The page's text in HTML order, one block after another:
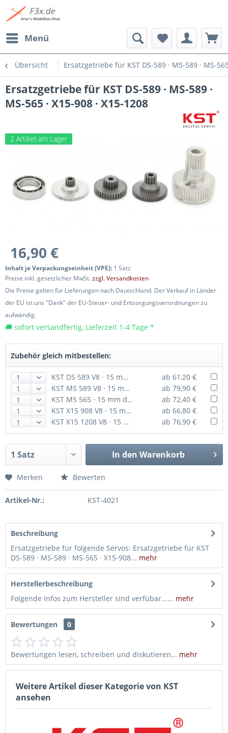
Menü
Übersicht Ersatzgetriebe für KST DS-589 · MS-589 · MS-
Ersatzgetriebe für KST DS-589 · MS-589 ·
MS-565 · X15-908 · X15-1208
2 Artikel am Lager
16,90 €
Inhalt je Verpackungseinheit (VPE): 1 Satz
Preise inkl. gesetzlicher MwSt.zzgl. Versandkosten
Die Preise gelten für Lieferungen nach Deutschland. Der Verkauf in Länder
der EU ist uns "Dank" der EU-Steuer- und Entsorgungsverordnungen zu
aufwändig.
🚚 sofort versandfertig, Lieferzeit 1-4 Tage *
Zubehör gleich mitbestellen:
KST DS 589 V8 · 15 mm digitales HV-Servo bis 92 Ncm
ab 61,20 €
KST MS 589 V8 · 15 mm digitales HV-Servo bis 92 Ncm
ab 79,90 €
KST MS 565 · 15 mm digitales HV-Servo bis 65 Ncm · für Hubschrauber
ab 72,40 €
KST X15 908 V8 · 15 mm Coreless-HV-Servo bis 92 Ncm
ab 66,80 €
KST X15 1208 V8 · 15 mm digitales HV-Servo bis 135 Ncm
ab 76,90 €
In den Warenkorb
Merken Bewerten
Artikel-Nr.: KST-4021
Beschreibung
Ersatzgetriebe für folgende Servos: Ersatzgetriebe für KST
DS-589 · MS-589 · MS-565 · X15-908... mehr
Herstellerbeschreibung
Folgende Infos zum Hersteller sind verfübar...... mehr
Bewertungen 0
Bewertungen lesen, schreiben und diskutieren... mehr
Weitere Artikel dieser Kategorie von KST
ansehen